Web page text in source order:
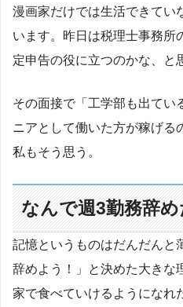
漫画家だけでは生活できてい
います。昨日は税理士事務所
定申告の役に立つのかな、と
その面接で「工学部も出てい
ニアとして働いた方が稼げる
私もそう思う。
なんで週3勤務辞
記憶というものはだんだんと
辞めよう！」と決めた大きな
家で食べていけるようになれ